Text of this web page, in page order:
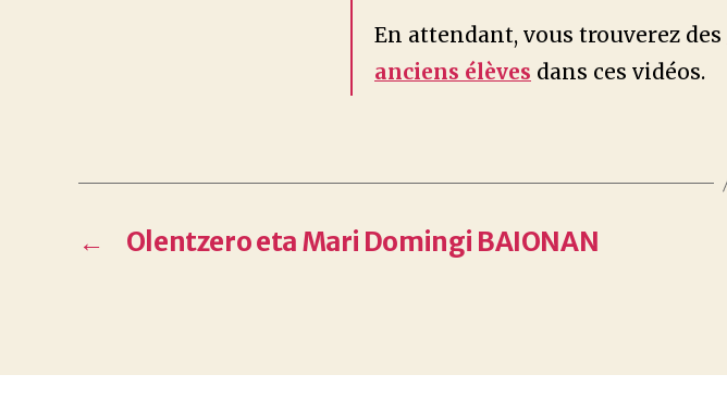
En attendant, vous trouverez des
anciens élèves dans ces vidéos.
← Olentzero eta Mari Domingi BAIONAN